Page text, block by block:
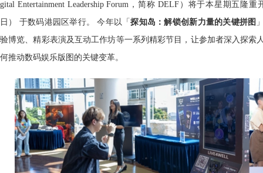
gital Entertainment Leadership Forum，简称 DELF）将于本星期五隆
日） 于数码港园区举行。 今年以「探知岛：解锁创新力量的关键拼图
验博览、精彩表演及互动工作坊等一系列精彩节目，让参加者深入探索
何推动数码娱乐版图的关键变革。